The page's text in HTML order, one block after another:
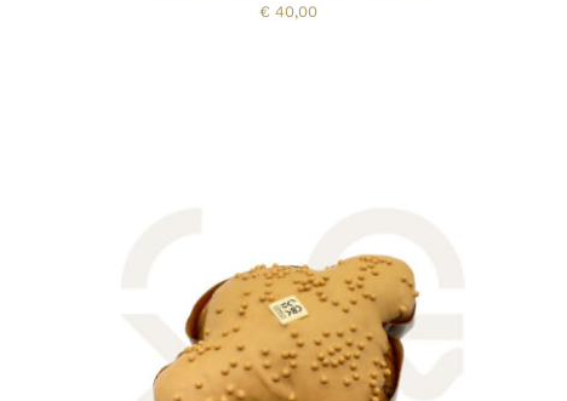
€40,00
AGGIUNGI AL CARRELLO / QUICK VIEW